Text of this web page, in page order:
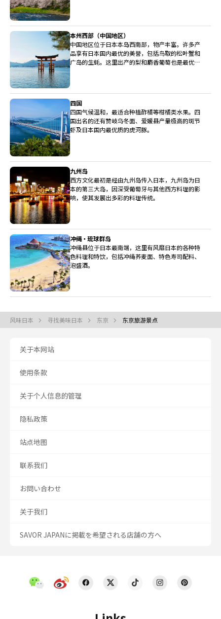
本州西部（中国地区）
中国地区位于日本本岛西南部，物产丰富。许多产
品享有日本国内最优的美誉，包括鸟取的松叶蟹和
广岛的生蚝。这里出产的梨和麝香葡萄也是最优等
四国
四国气候温和，最适合种植酢橘等柑橘类水果。四
国出名的还有赞岐乌冬面、爱媛县产量极高的斑节
虾及日本国内最优质的虎河豚。
九州岛
西方文化最初是经由九州岛传入日本，九州岛为日
本的第三大岛，因深受葡萄牙与其他西方料理的影
响，使其发展出多彩的料理传统。
冲绳・琉球群岛
冲绳县位于日本最南端，这里有风靡日本的各种特
色料理和特饮，包括冲绳荞麦面、特色寿司配料、
泡盛酒。
风味日本 寻找美味日本 东京 东京旅游景点
关于本网站
使用条款
关于个人信息的管理
隐私政策
站点地图
联系我们
お問い合わせ
关于我们
SAVOR JAPANに掲載を希望される店舗の方へ